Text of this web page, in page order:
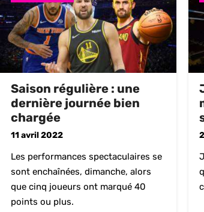
Saison régulière : une
dernière journée bien
chargée
11 avril 2022
Les performances spectaculaires se
sont enchaînées, dimanche, alors
que cinq joueurs ont marqué 40
points ou plus.